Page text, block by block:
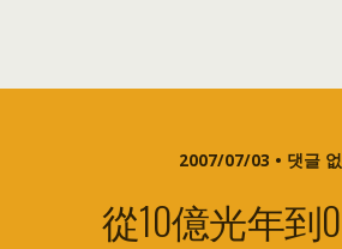
2007/07/03 • 댓글
從10億光年到